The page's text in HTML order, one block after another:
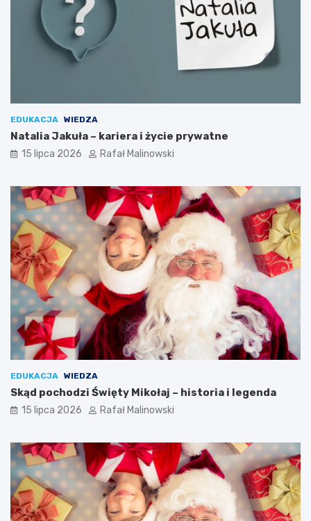
EDUKACJA WIEDZA
Natalia Jakuła – kariera i życie prywatne
15 lipca 2026 Rafał Malinowski
EDUKACJA WIEDZA
Skąd pochodzi Święty Mikołaj – historia i legenda
15 lipca 2026 Rafał Malinowski